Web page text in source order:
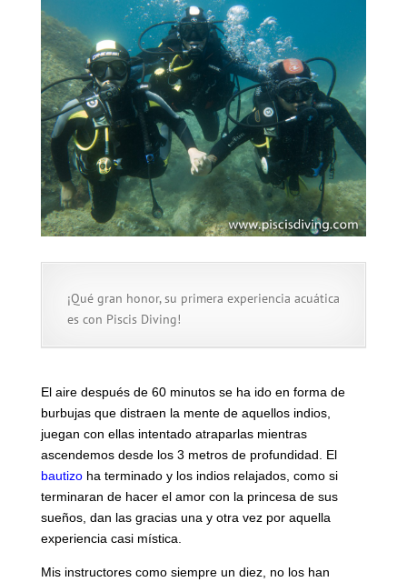
¡Qué gran honor, su primera experiencia acuática
es con Piscis Diving!
El aire después de 60 minutos se ha ido en forma de
burbujas que distraen la mente de aquellos indios,
juegan con ellas intentado atraparlas mientras
ascendemos desde los 3 metros de profundidad. El
bautizoha terminado y los indios relajados, como si
terminaran de hacer el amor con la princesa de sus
sueños, dan las gracias una y otra vez por aquella
experiencia casi mística.
Mis instructores como siempre un diez, no los han